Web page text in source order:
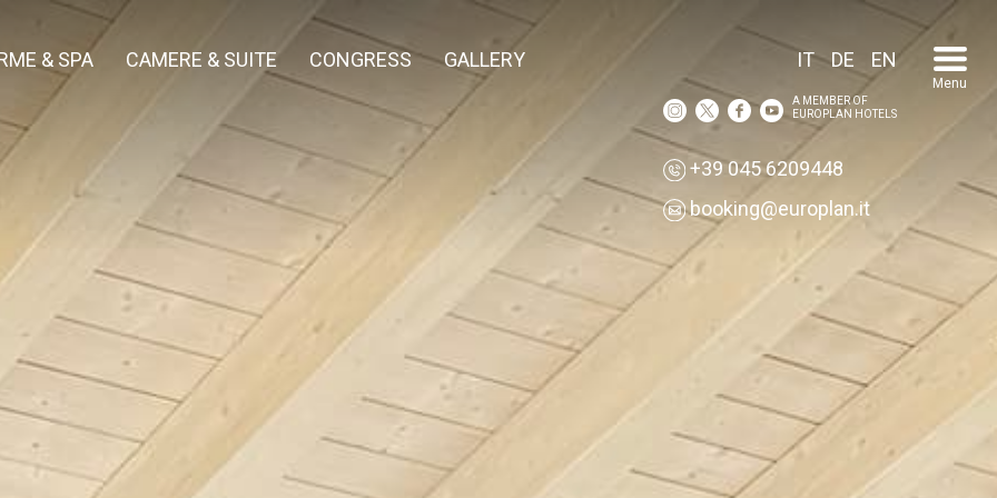
IT DE EN
A MEMBER OF
EUROPLAN HOTELS
+39 045 6209448
booking@europlan.it
Menu
& SPA CAMERE & SUITE CONGRESS GALLERY